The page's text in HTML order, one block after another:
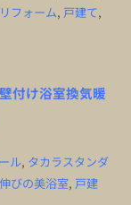
リフォーム, 戸建て,
付け浴室換気暖
ル, タカラスタンダ
伸びの美浴室, 戸建